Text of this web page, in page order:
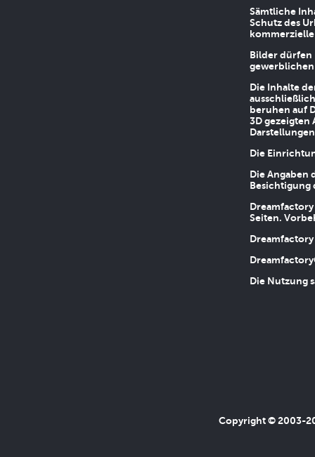
Sämtliche
Schutz des
Bilder dürfen
Die Inhalte
beruhen auf
3D gezeigten
Die
Die
Besichtigung
Seiten.
Die Nutzung
Copyright © 2003-